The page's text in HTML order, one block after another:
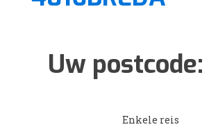
Uw postcode:
Enkele reis